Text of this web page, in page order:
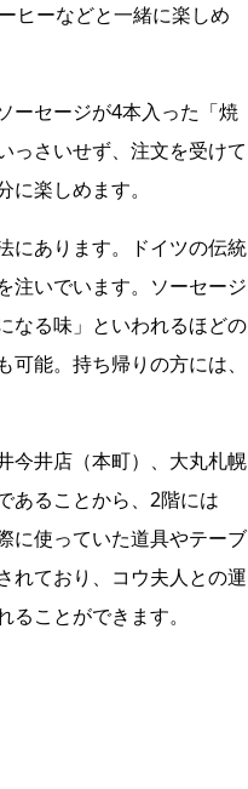
ヒーなどと一緒に楽しめ
ーセージが4本入った「焼
っさいせず、注文を受けて
楽しめます。
にあります。ドイツの伝統
注いでいます。ソーセージ
なる味」といわれるほどの
能。持ち帰りの方には、
今井店（本町）、大丸札幌
あることから、2階には
に使っていた道具やテーブ
れており、コウ夫人との運
ことができます。